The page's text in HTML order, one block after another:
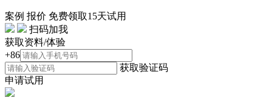
案例 报价 免费领取15天试用
扫码加我
获取资料/体验
+86
获取验证码
申请试用